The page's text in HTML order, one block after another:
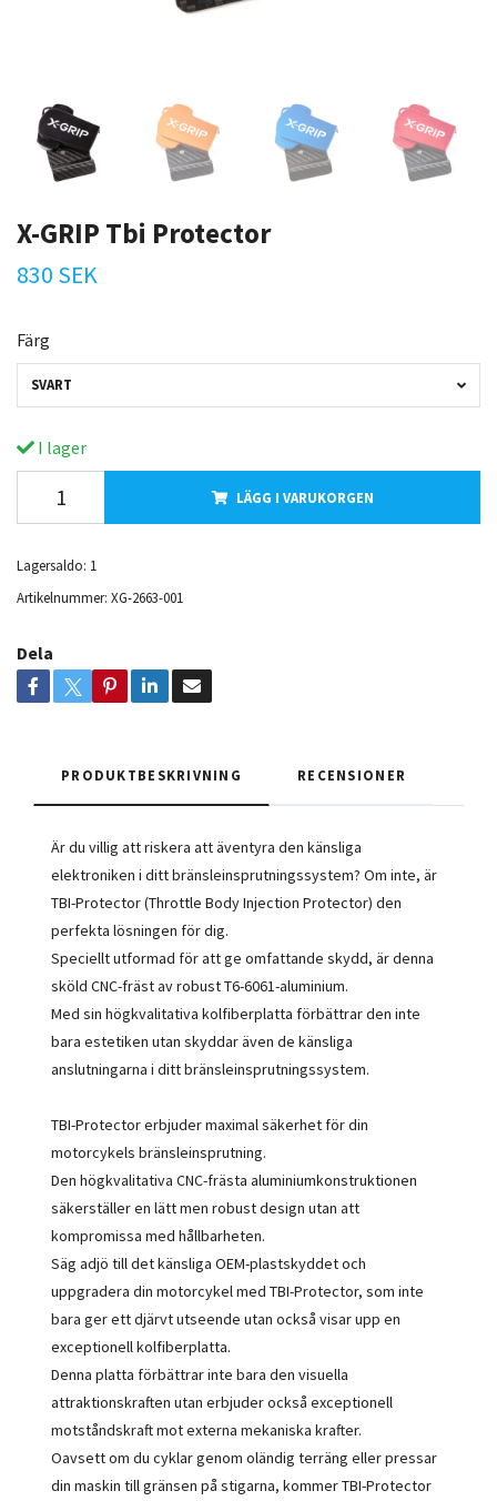
X-GRIP Tbi Protector
830 SEK
Färg
SVART
I lager
LÄGG I VARUKORGEN
Lagersaldo: 1
Artikelnummer: XG-2663-001
Dela
PRODUKTBESKRIVNING RECENSIONER
Är du villig att riskera att äventyra den känsliga
elektroniken i ditt bränsleinsprutningssystem? Om inte, är
TBI-Protector (Throttle Body Injection Protector) den
perfekta lösningen för dig.
Speciellt utformad för att ge omfattande skydd, är denna
sköld CNC-fräst av robust T6-6061-aluminium.
Med sin högkvalitativa kolfiberplatta förbättrar den inte
bara estetiken utan skyddar även de känsliga
anslutningarna i ditt bränsleinsprutningssystem.
TBI-Protector erbjuder maximal säkerhet för din
motorcykels bränsleinsprutning.
Den högkvalitativa CNC-frästa aluminiumkonstruktionen
säkerställer en lätt men robust design utan att
kompromissa med hållbarheten.
Säg adjö till det känsliga OEM-plastskyddet och
uppgradera din motorcykel med TBI-Protector, som inte
bara ger ett djärvt utseende utan också visar upp en
exceptionell kolfiberplatta.
Denna platta förbättrar inte bara den visuella
attraktionskraften utan erbjuder också exceptionell
motståndskraft mot externa mekaniska krafter.
Oavsett om du cyklar genom oländig terräng eller pressar
din maskin till gränsen på stigarna, kommer TBI-Protector